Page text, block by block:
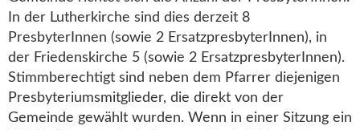
In der Lutherkirche sind dies derzeit 8
PresbyterInnen (sowie 2 ErsatzpresbyterInnen), in
der Friedenskirche 5 (sowie 2 ErsatzpresbyterInnen).
Stimmberechtigt sind neben dem Pfarrer diejenigen
Presbyteriumsmitglieder, die direkt von der
Gemeinde gewählt wurden. Wenn in einer Sitzung ein